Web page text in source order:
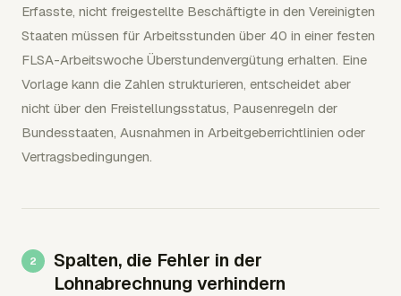
Erfasste, nicht freigestellte Beschäftigte in den Vereinigten
Staaten müssen für Arbeitsstunden über 40 in einer festen
FLSA-Arbeitswoche Überstundenvergütung erhalten. Eine
Vorlage kann die Zahlen strukturieren, entscheidet aber
nicht über den Freistellungsstatus, Pausenregeln der
Bundesstaaten, Ausnahmen in Arbeitgeberrichtlinien oder
Vertragsbedingungen.
Spalten, die Fehler in der
Lohnabrechnung verhindern